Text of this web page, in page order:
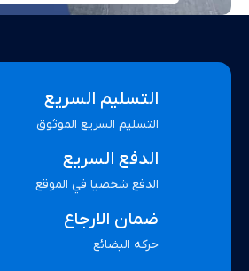
التسليم السريع
التسليم السريع الموثوق
الدفع السريع
الدفع شخصيا في الموقع
ضمان الارجاع
حركه البضائع